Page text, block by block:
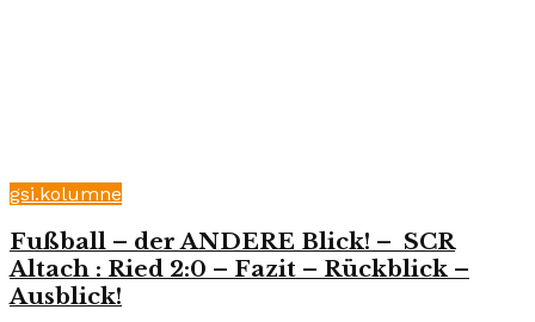
gsi.kolumne
Fußball – der ANDERE Blick! – SCR
Altach : Ried 2:0 – Fazit – Rückblick –
Ausblick!